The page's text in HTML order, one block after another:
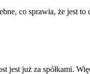
co sprawia, że
jest już za spółkami.